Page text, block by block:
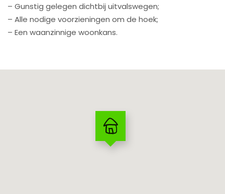
– Gunstig gelegen dichtbij uitvalswegen;
– Alle nodige voorzieningen om de hoek;
– Een waanzinnige woonkans.